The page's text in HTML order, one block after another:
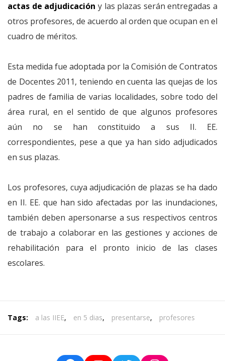
actas de adjudicación y las plazas serán entregadas a
otros profesores, de acuerdo al orden que ocupan en el
cuadro de méritos.
Esta medida fue adoptada por la Comisión de Contratos
de Docentes 2011, teniendo en cuenta las quejas de los
padres de familia de varias localidades, sobre todo del
área rural, en el sentido de que algunos profesores
aún no se han constituido a sus II. EE.
correspondientes, pese a que ya han sido adjudicados
en sus plazas.
Los profesores, cuya adjudicación de plazas se ha dado
en II. EE. que han sido afectadas por las inundaciones,
también deben apersonarse a sus respectivos centros
de trabajo a colaborar en las gestiones y acciones de
rehabilitación para el pronto inicio de las clases
escolares.
Tags: a las IIEE, en 5 dias, presentarse, profesores